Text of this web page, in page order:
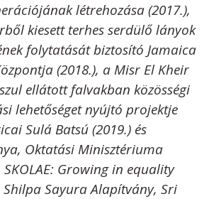
létrehozása (2017.),
kiesett terhes serdülő lányok
folytatását biztosító Jamaica
(2018.), a Misr El Kheir
ellátott falvakban közösségi
lehetőséget nyújtó projektje
Sulá Batsú (2019.) és
Oktatási Minisztériuma
Growing in equality
Shilpa Sayura Alapítvány, Sri